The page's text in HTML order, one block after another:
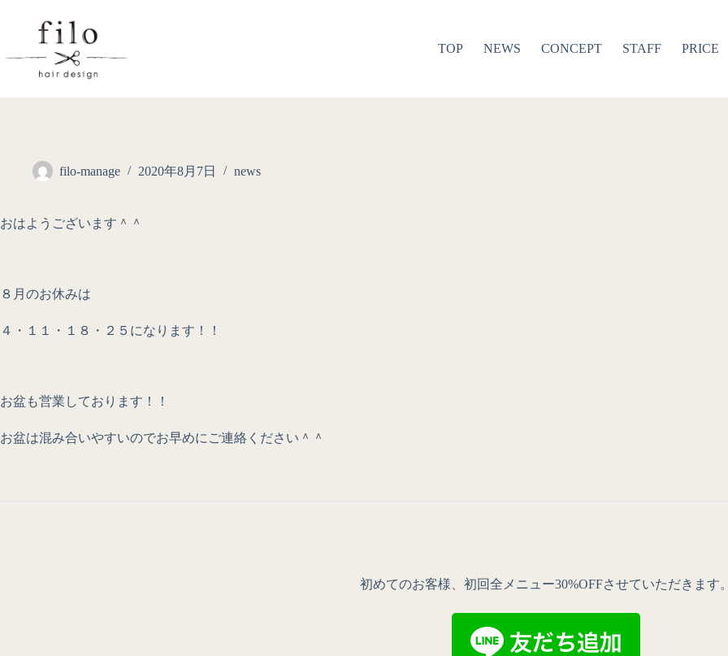
TOP NEWS CONCEPT STAFF PRICE
filo-manage 2020年8月7日 news
おはようございます＾＾
８月のお休みは
４・１１・１８・２５になります！！
お盆も営業しております！！
お盆は混み合いやすいのでお早めにご連絡ください＾＾
初めてのお客様、初回全メニュー30%OFFさせていただきます